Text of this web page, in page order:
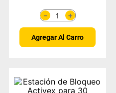
＋
－
Agregar Al Carro